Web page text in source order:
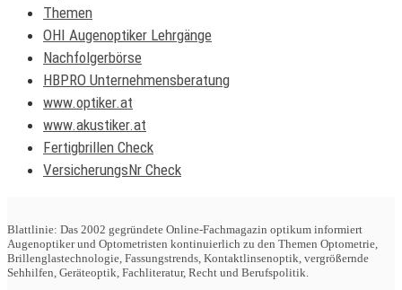
Themen
OHI Augenoptiker Lehrgänge
Nachfolgerbörse
HBPRO Unternehmensberatung
www.optiker.at
www.akustiker.at
Fertigbrillen Check
VersicherungsNr Check
Blattlinie: Das 2002 gegründete Online-Fachmagazin optikum informiert
Augenoptiker und Optometristen kontinuierlich zu den Themen Optometrie,
Brillenglastechnologie, Fassungstrends, Kontaktlinsenoptik, vergrößernde
Sehhilfen, Geräteoptik, Fachliteratur, Recht und Berufspolitik.